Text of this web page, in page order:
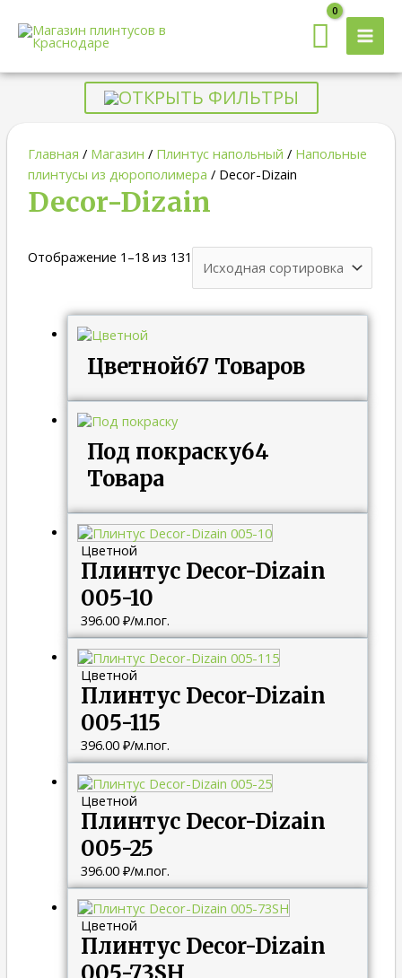
Главная / Магазин / Плинтус напольный / Напольные
плинтусы из дюрополимера / Decor-Dizain
Decor-Dizain
Отображение 1–18 из 131
Цветной67 Товаров
Под покраску64
Товара
Цветной
Плинтус Decor-Dizain
005-10
396.00 ₽/м.пог.
Цветной
Плинтус Decor-Dizain
005-115
396.00 ₽/м.пог.
Цветной
Плинтус Decor-Dizain
005-25
396.00 ₽/м.пог.
Цветной
Плинтус Decor-Dizain
005-73SH
ОТКРЫТЬ ФИЛЬТРЫ